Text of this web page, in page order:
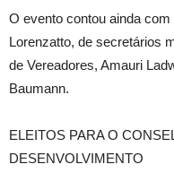
O evento contou ainda
Lorenzatto, de secretários
de Vereadores, Amauri
Baumann.
ELEITOS PARA O
DESENVOLVIMENTO